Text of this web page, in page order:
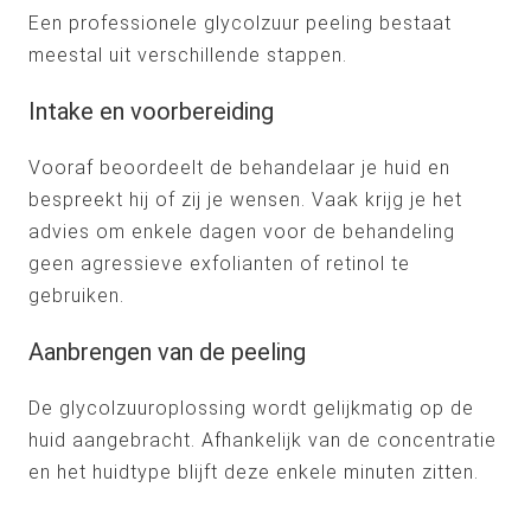
Een professionele glycolzuur peeling bestaat
meestal uit verschillende stappen.
Intake en voorbereiding
Vooraf beoordeelt de behandelaar je huid en
bespreekt hij of zij je wensen. Vaak krijg je het
advies om enkele dagen voor de behandeling
geen agressieve exfolianten of retinol te
gebruiken.
Aanbrengen van de peeling
De glycolzuuroplossing wordt gelijkmatig op de
huid aangebracht. Afhankelijk van de concentratie
en het huidtype blijft deze enkele minuten zitten.